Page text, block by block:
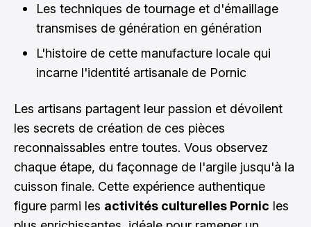
Les techniques de tournage et d'émaillage
transmises de génération en génération
L'histoire de cette manufacture locale qui
incarne l'identité artisanale de Pornic
Les artisans partagent leur passion et dévoilent
les secrets de création de ces pièces
reconnaissables entre toutes. Vous observez
chaque étape, du façonnage de l'argile jusqu'à la
cuisson finale. Cette expérience authentique
figure parmi les activités culturelles Pornic les